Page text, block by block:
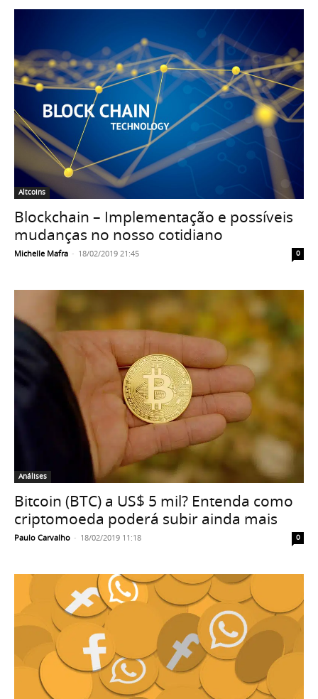
Altcoins
Blockchain – Implementação e possíveis
mudanças no nosso cotidiano
Michelle Mafra - 18/02/2019 21:45 0
Análises
Bitcoin (BTC) a US$ 5 mil? Entenda como
criptomoeda poderá subir ainda mais
Paulo Carvalho - 18/02/2019 11:18 0